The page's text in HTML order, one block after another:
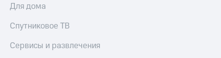
Для дома
Спутниковое ТВ
Сервисы и развлечения